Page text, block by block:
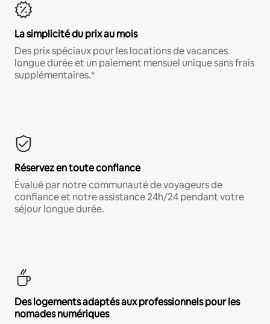
La simplicité du prix au mois
Des prix spéciaux pour les locations de vacances
longue durée et un paiement mensuel unique sans frais
supplémentaires.*
Réservez en toute confiance
Évalué par notre communauté de voyageurs de
confiance et notre assistance 24h/24 pendant votre
séjour longue durée.
Des logements adaptés aux professionnels pour les
nomades numériques